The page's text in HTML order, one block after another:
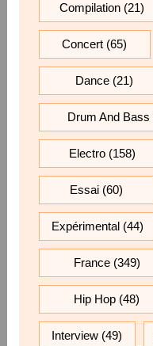
Compilation(21)
Concert (65)
Dance(21)
Drum And Bass
Electro (158)
Essai (60)
Expérimental (44)
France (349)
Hip Hop (48)
Interview (49)